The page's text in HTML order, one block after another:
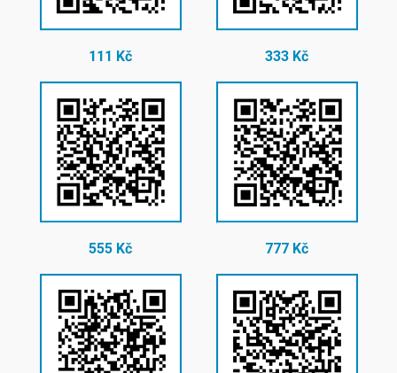
111 Kč 333 Kč
555 Kč 777 Kč